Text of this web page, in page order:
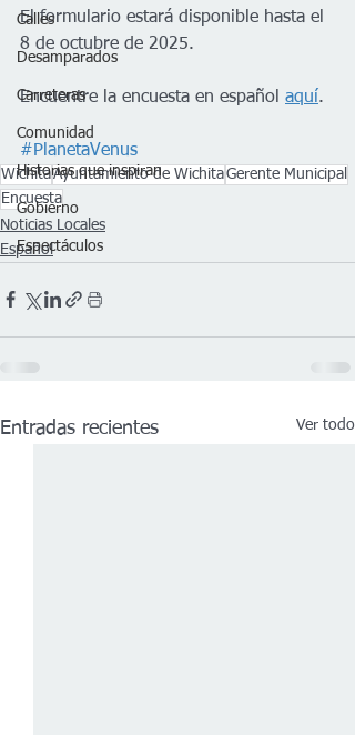
Calles
Desamparados
Carreteras
Comunidad
Historias que inspiran
Gobierno
Espectáculos
El formulario estará disponible hasta el
8 de octubre de 2025.
Encuentre la encuesta en español aquí.
#PlanetaVenus
WichitaAyuntamiento de WichitaGerente Municipal
Encuesta
Noticias Locales
Español
Entradas recientes Ver todo